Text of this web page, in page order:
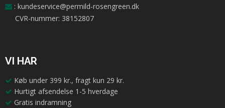
: kundeservice@permild-rosengreen.dk
CVR-nummer: 38152807
VI HAR
Køb under 399 kr., fragt kun 29 kr.
Hurtigt afsendelse 1-5 hverdage
Gratis indramning